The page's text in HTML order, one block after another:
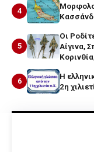
4
5
Οι
Αίγινα,
6
Η
2η